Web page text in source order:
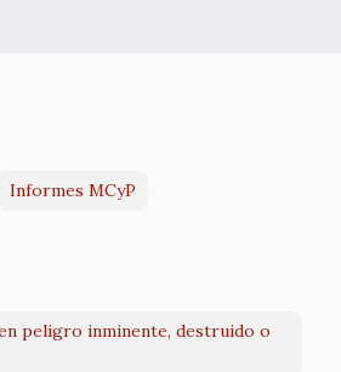
Informes MCyP
peligro inminente, destruido o